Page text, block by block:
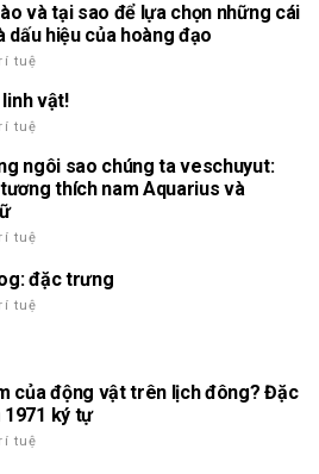
và tại sao để lựa chọn những cái
dấu hiệu của hoàng đạo
tuệ
vật!
tuệ
ngôi sao chúng ta veschuyut:
tương thích nam Aquarius và
tuệ
đặc trưng
tuệ
của động vật trên lịch đông? Đặc
ký tự
tuệ